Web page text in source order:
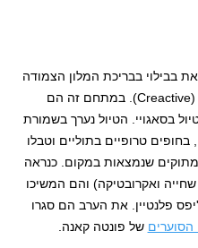
את בבילוי בבריכת המלון הצמודה
לחדריהם והמשיכו למתחם קריאטייב (Creactive). במתחם זה הם
בסאגויי. הטיול נערך בשמורת
טרופיים בתוליים וטבלו
מים מתוקים שנמצאות במקום. כנראה
ואקרובטיקה) והם המשיכו
פלנטיין. את הערב הם סגרו
הסוערים של פונטה קאנה.